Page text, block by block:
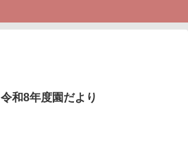
令和8年度園だより